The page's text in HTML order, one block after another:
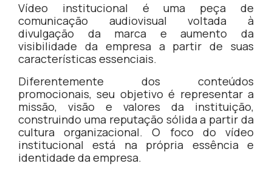
Vídeo institucional é uma peça de
comunicação audiovisual voltada à
divulgação da marca e aumento da
visibilidade da empresa a partir de suas
características essenciais.
Diferentemente dos conteúdos
promocionais, seu objetivo é representar a
missão, visão e valores da instituição,
construindo uma reputação sólida a partir da
cultura organizacional. O foco do vídeo
institucional está na própria essência e
identidade da empresa.